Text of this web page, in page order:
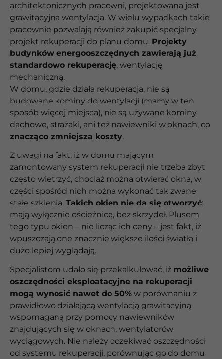
architektonicznych pracowni, projektowana jest
grawitacyjna wentylacja. W wielu wypadkach takie
pracownie pozwalają również zakupić specjalny
projekt rekuperacji do planu domu. Projekty
budynków energooszczędnych zawierają już
standardowo rekuperację, wentylację
mechaniczną.
W domu, gdzie działa rekuperacja, nie są
budowane kominy do wentylacji (mamy w ten
sposób więcej miejsca), nie są używane kominy
dachowe, strażaki, ani też nawiewniki w oknach, co
znacząco zmniejsza koszty.
Z uwagi na fakt, iż w domu mającym
zamontowany system rekuperacji nie trzeba zbyt
często wietrzyć, chociaż można otwierać okna, w
części spośród nich można wykonać tak zwane
stałe szklenia. Takich okien nie da się otworzyć:
mają wyłącznie ościeżnicę, bez skrzydeł. Plusem
tego typu okien – nie licząc ich ceny – jest fakt, iż
wpuszczają one znacznie większe ilości światła i
dużo lepiej wyglądają.
Specjalistom udało się przekalkulować, iż możliwe
oszczędności eksploatacyjne na rekuperacji
mogą wynosić nawet do 50% w porównaniu z
prawidłowo działającą wentylacją grawitacyjną
wspomaganą przy pomocy nawiewników
znajdujących się w oknach, wentylatorów
wyciągowych. Nie należy oczekiwać oszczędności
od systemu rekuperacji, porównując go do domu